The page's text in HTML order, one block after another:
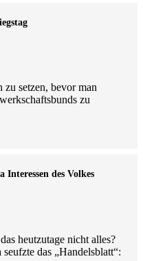
zu setzen, bevor man
zu
des Volkes
heutzutage nicht alles?
das „Handelsblatt“: